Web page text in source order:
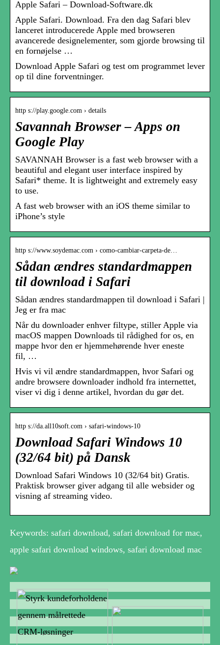
Apple Safari – Download-Software.dk
Apple Safari. Download. Fra den dag Safari blev
lanceret introducerede Apple med browseren
avancerede designelementer, som gjorde browsing til
en fornøjelse …
Download Apple Safari og test om programmet lever
op til dine forventninger.
http s://play.google.com › details
Savannah Browser – Apps on
Google Play
SAVANNAH Browser is a fast web browser with a
beautiful and elegant user interface inspired by
Safari* theme. It is lightweight and extremely easy
to use.
A fast web browser with an iOS theme similar to
iPhone’s style
http s://www.soydemac.com › como-cambiar-carpeta-de…
Sådan ændres standardmappen
til download i Safari
Sådan ændres standardmappen til download i Safari |
Jeg er fra mac
Når du downloader enhver filtype, stiller Apple via
macOS mappen Downloads til rådighed for os, en
mappe hvor den er hjemmehørende hver eneste
fil, …
Hvis vi vil ændre standardmappen, hvor Safari og
andre browsere downloader indhold fra internettet,
viser vi dig i denne artikel, hvordan du gør det.
http s://da.all10soft.com › safari-windows-10
Download Safari Windows 10
(32/64 bit) på Dansk
Download Safari Windows 10 (32/64 bit) Gratis.
Praktisk browser giver adgang til alle websider og
visning af streaming video.
Keywords: safari download, safari download for mac,
apple safari download windows, safari download mac